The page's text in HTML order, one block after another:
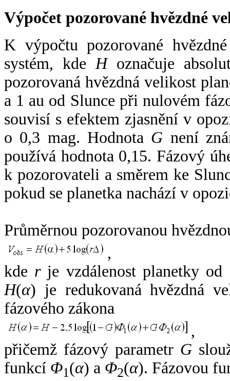
Výpočet pozorované hvězdné
K výpočtu pozorované
systém, kde Hoznačuje
pozorovaná hvězdná velikost
a 1 au od Slunce při nulovém
souvisí s efektem zjasnění v
o 0,3 mag. Hodnota G není
používá hodnota 0,15. Fázový
k pozorovateli a směrem ke
pokud se planetka nachází v
Průměrnou pozorovanou
,
kde rje vzdálenost planetky od
H(α) je redukovaná hvězdná
fázového zákona
,
přičemž fázový parametr G
funkcí Φ1(α) a Φ2(α). Fázovou